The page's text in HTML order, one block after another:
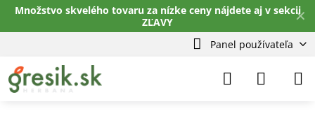
✕
Množstvo skvelého tovaru za nízke ceny nájdete aj v sekcii
ZĽAVY
Panel používateľa